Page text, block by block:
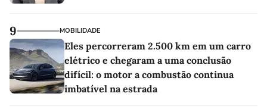
9 MOBILIDADE
Eles percorreram 2.500 km em um carro
elétrico e chegaram a uma conclusão
difícil: o motor a combustão continua
imbatível na estrada